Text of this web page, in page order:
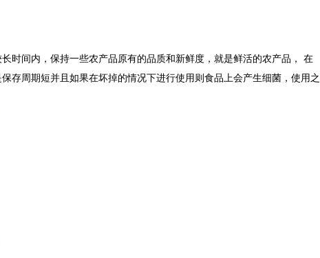
时间内，保持一些农产品原有的品质和新鲜度，就是鲜活的农产品， 在
存周期短并且如果在坏掉的情况下进行使用则食品上会产生细菌，使用之